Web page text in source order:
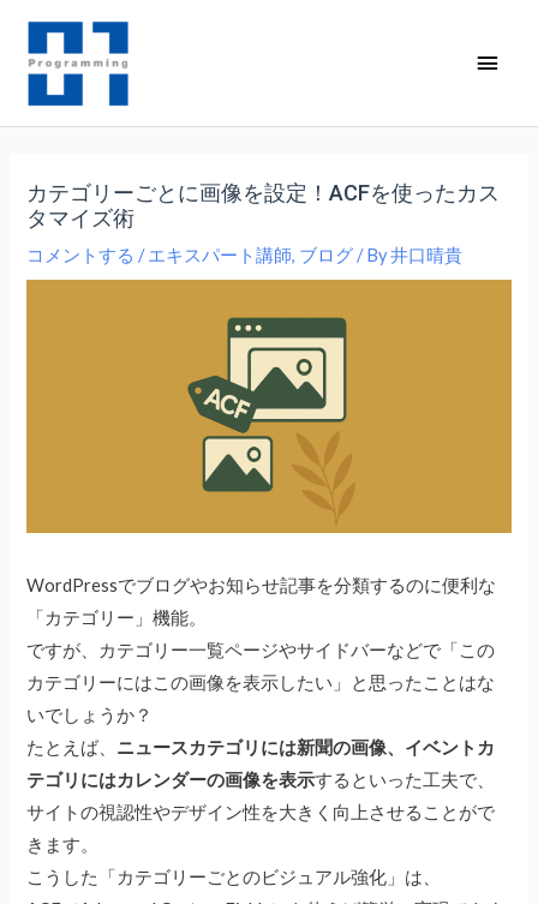
メ
メ
カテゴリーごとに画像を設定！ACFを使ったカス
タマイズ術
コメントする /エキスパート講師, ブログ/ By井口晴貴
WordPressでブログやお知らせ記事を分類するのに便利な
「カテゴリー」機能。
ですが、カテゴリー一覧ページやサイドバーなどで「この
カテゴリーにはこの画像を表示したい」と思ったことはな
いでしょうか？
たとえば、 ニュースカテゴリには新聞の画像、イベントカ
テゴリにはカレンダーの画像を表示するといった工夫で、
サイトの視認性やデザイン性を大きく向上させることがで
きます。
こうした「カテゴリーごとのビジュアル強化」は、